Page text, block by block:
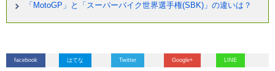
「MotoGP」と「スーパーバイク世界選手権(SBK)」の違いは？
facebook はてな Twitter Google+ LINE